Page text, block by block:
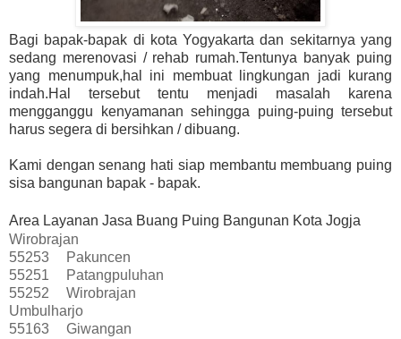
Bagi bapak-bapak di kota Yogyakarta dan sekitarnya yang
sedang merenovasi / rehab rumah.Tentunya banyak puing
yang menumpuk,hal ini membuat lingkungan jadi kurang
indah.Hal tersebut tentu menjadi masalah karena
mengganggu kenyamanan sehingga puing-puing tersebut
harus segera di bersihkan / dibuang.
Kami dengan senang hati siap membantu membuang puing
sisa bangunan bapak - bapak.
Area Layanan Jasa Buang Puing Bangunan Kota Jogja
Wirobrajan
55253
Pakuncen
55251
Patangpuluhan
55252
Wirobrajan
Umbulharjo
55163
Giwangan